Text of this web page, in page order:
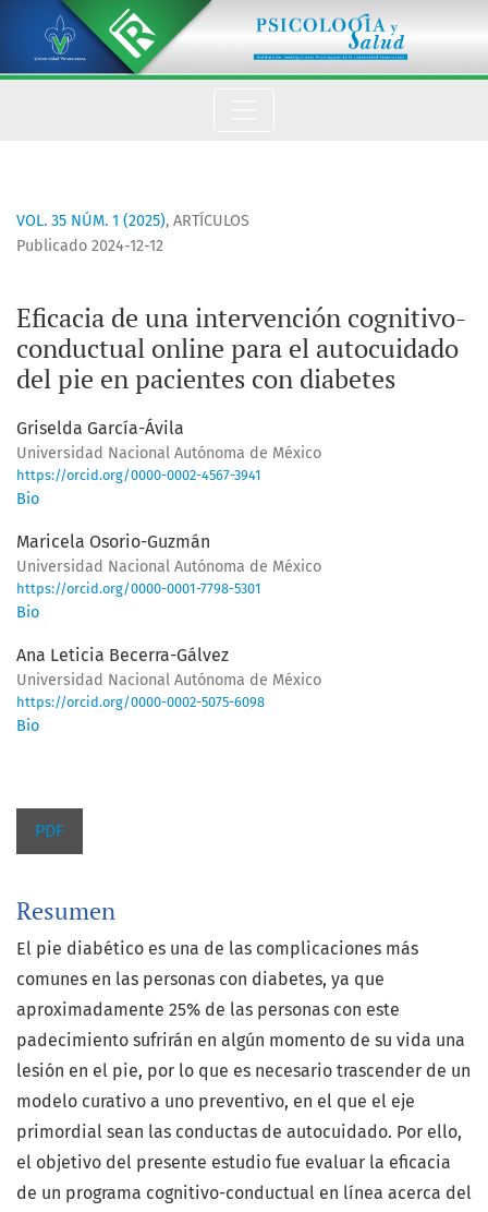
Eficacia de una intervención cognitivo-conductual online
VOL. 35 NÚM. 1 (2025), ARTÍCULOS
Eficacia de una intervención cognitivo-
conductual online para el autocuidado
del pie en pacientes con diabetes
Publicado 2024-12-12
Griselda García-Ávila
Universidad Nacional Autónoma de México
https://orcid.org/0000-0002-4567-3941
Bio
Maricela Osorio-Guzmán
Universidad Nacional Autónoma de México
https://orcid.org/0000-0001-7798-5301
Bio
Ana Leticia Becerra-Gálvez
Universidad Nacional Autónoma de México
https://orcid.org/0000-0002-5075-6098
Bio
PDF
Resumen
El pie diabético es una de las complicaciones más
comunes en las personas con diabetes, ya que
aproximadamente 25% de las personas con este
padecimiento sufrirán en algún momento de su vida una
lesión en el pie, por lo que es necesario trascender de un
modelo curativo a uno preventivo, en el que el eje
primordial sean las conductas de autocuidado. Por ello,
el objetivo del presente estudio fue evaluar la eficacia
de un programa cognitivo-conductual en línea acerca del